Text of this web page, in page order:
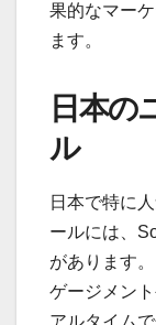
果的なマー
ます。
日本の
ル
日本で特に
ールには、
があります
ゲージメン